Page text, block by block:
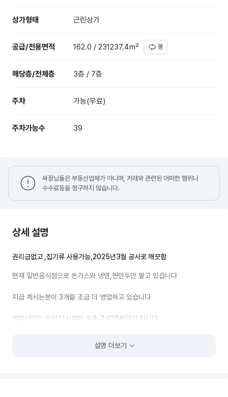
상가형태 근린상가
공급/전용면적 162.0 / 231237.4㎡ 평
해당층/전체층 3층 / 7층
주차 가능(무료)
주차가능수 39
싸장님들은 부동산업체가 아니며, 거래와 관련된 어떠한 행위나
수수료등을 청구하지 않습니다.
상세 설명
권리금없고 ,집기류 사용가능,2025년3월 공사로 깨끗함
현재 일반음식점으로 돈가스와 냉면,찐만두만 팔고 있습니다
지금 계시는분이 3개월 조금 더 영업하고 있습니다
영업시간도 오전 11시부터 오후 7시30분까지 입니다
판매, 메뉴 추가하셔 저녁장사도 함께하시고… 그리고 건물이 커서 모텔과
설명 더보기